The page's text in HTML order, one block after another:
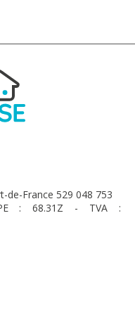
de-France 529 048 753
: 68.31Z - TVA :